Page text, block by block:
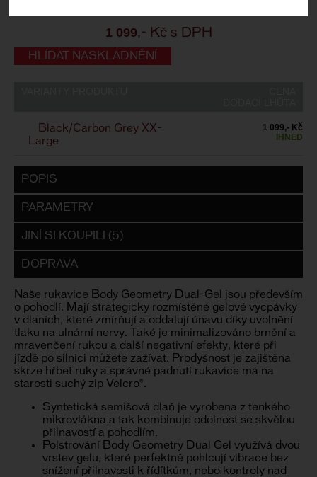
1 099,- Kč s DPH
HLÍDAT NASKLADNĚNÍ
Black/Carbon Grey XX-
Large
1 099,- Kč
IHNED
POPIS
PARAMETRY
JINÍ SI KOUPILI (5)
DOPRAVA
Naše rukavice Body Geometry Dual-Gel jsou především
o pohodlí. Mají strategicky rozmístěné gelové vycpávky
v dlaních, které zmírňují a oddalují únavu díky uvolnění
tlaku na ulnární nervy. Také je minimalizováno brnění a
mravenčení rukou a další negativní efekty, které při
jízdě po silnici můžete zažívat. Prodyšnost je zajištěna
skrze hřbet ruky a správné padnutí rukavice má na
starosti suchý zip Velcro®.
Syntetická semišová dlaň je vyrobena z tenkého
mikrovlákna a tak kombinuje odolnost se skvělou
přilnavostí a pohodlím.
Polstrování Body Geometry Dual Gel využívá dvou
vrstev gelu, které perfektně pohlcují vibrace bez
snížení přilnavosti k řídítkům, nebo kontroly nad